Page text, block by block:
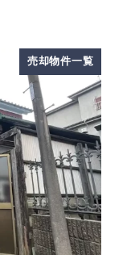
売却物件一覧